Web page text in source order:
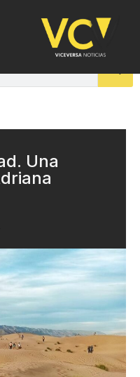
Una